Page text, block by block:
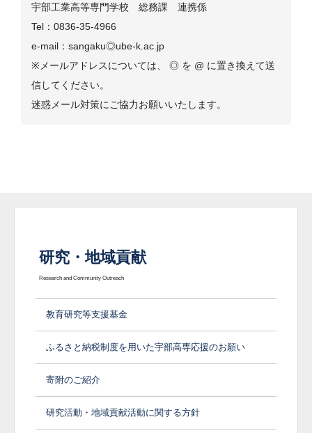
宇部工業高等専門学校 総務課 連携係
Tel：0836-35-4966
e-mail：sangaku◎ube-k.ac.jp
※メールアドレスについては、 ◎ を @ に置き換えて送
信してください。
迷惑メール対策にご協力お願いいたします。
研究・地域貢献
Research and Community Outreach
教育研究等支援基金
ふるさと納税制度を用いた宇部高専応援のお願い
寄附のご紹介
研究活動・地域貢献活動に関する方針